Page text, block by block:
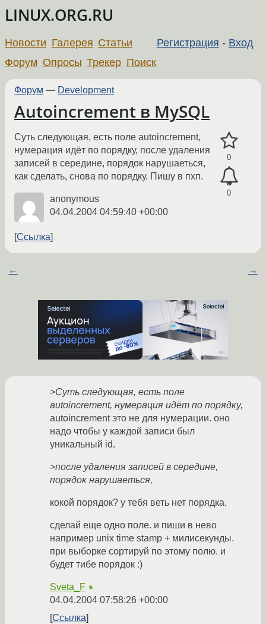
LINUX.ORG.RU
Регистрация - Вход
Новости Галерея Статьи
Форум Опросы Трекер Поиск
Форум — Development
Autoincrement в MySQL
0
0
Суть следующая, есть поле autoincrement,
нумерация идёт по порядку, после удаления
записей в середине, порядок нарушаеться,
как сделать, снова по порядку. Пишу в пхп.
anonymous
04.04.2004 04:59:40 +00:00
Ссылка
← →
>Суть следующая, есть поле
autoincrement, нумерация идёт по порядку,
autoincrement это не для нумерации. оно
надо чтобы у каждой записи был
уникальный id.
>после удаления записей в середине,
порядок нарушаеться,
кокой порядок? у тебя веть нет порядка.
сделай еще одно поле. и пиши в нево
например unix time stamp + милисекунды.
при выборке сортируй по этому полю. и
будет тибе порядок :)
Sveta_F ★
04.04.2004 07:58:26 +00:00
Ссылка